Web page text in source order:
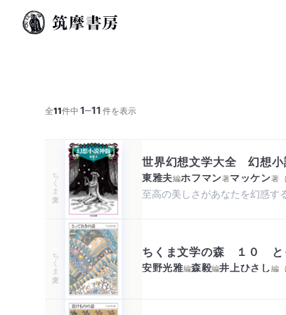
全11件中1─11件を表示
ちくま文庫
世界幻想文学大全 幻想小
東雅夫編ホフマン著マッケン著
至高の美しさがあなたを幻惑す
ちくま文庫 ちくま文学の森 １０ と
安野光雅編森毅編井上ひさし編